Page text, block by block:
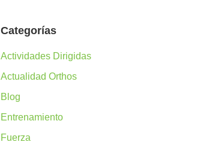
Categorías
Actividades Dirigidas
Actualidad Orthos
Blog
Entrenamiento
Fuerza